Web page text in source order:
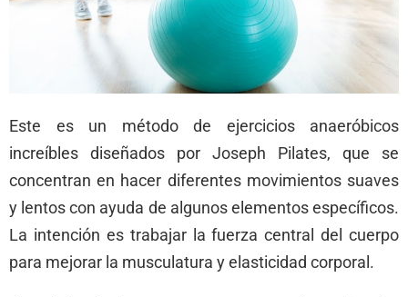
Este es un método de ejercicios anaeróbicos
increíbles diseñados por Joseph Pilates, que se
concentran en hacer diferentes movimientos suaves
y lentos con ayuda de algunos elementos específicos.
La intención es trabajar la fuerza central del cuerpo
para mejorar la musculatura y elasticidad corporal.